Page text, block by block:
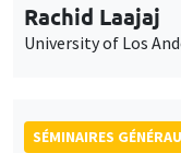
Rachid Laajaj
University of Los
SÉMINAIRES